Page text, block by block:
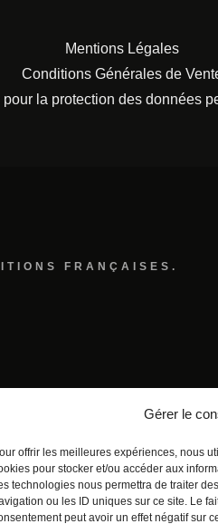
Gérer le
offrir les meilleures expériences, nous
pour stocker et/ou accéder aux
technologies nous permettra de traiter
ou les ID uniques sur ce site. Le
peut avoir un effet négatif sur
Mentions Légales
Conditions Générales de
pour la protection des données
FRANÇAISES.